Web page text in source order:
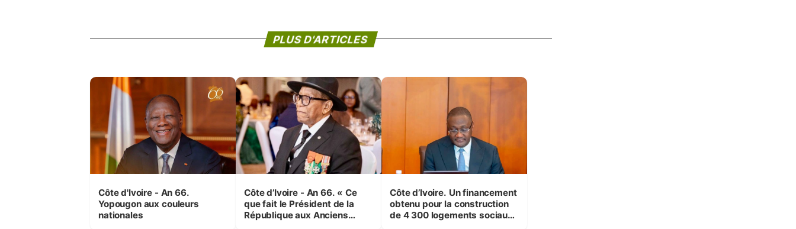
PLUS D'ARTICLES
Côte d'Ivoire - An 66.
Yopougon aux couleurs
nationales
Côte d’Ivoire - An 66. « Ce
que fait le Président de la
République aux Anciens
Côte d’Ivoire. Un financement
obtenu pour la construction
de 4 300 logements sociaux